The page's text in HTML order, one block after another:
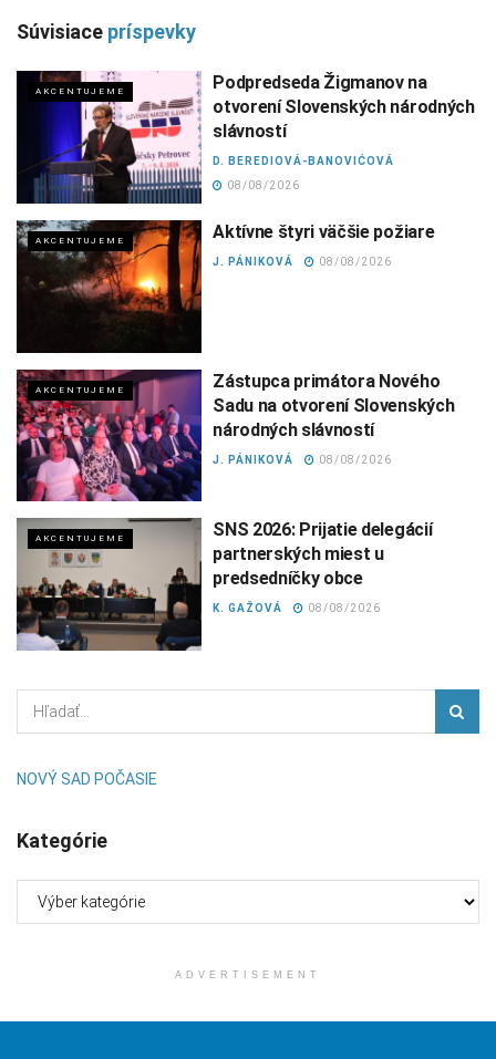
Súvisiace príspevky
AKCENTUJEME
Podpredseda Žigmanov na
otvorení Slovenských národných
slávností
D. BEREDIOVÁ-BANOVIĆOVÁ
08/08/2026
AKCENTUJEME Aktívne štyri väčšie požiare
J. PÁNIKOVÁ 08/08/2026
AKCENTUJEME
Zástupca primátora Nového
Sadu na otvorení Slovenských
národných slávností
J. PÁNIKOVÁ 08/08/2026
AKCENTUJEME
SNS 2026: Prijatie delegácií
partnerských miest u
predsedníčky obce
K. GAŽOVÁ 08/08/2026
NOVÝ SAD POČASIE
Kategórie
ADVERTISEMENT